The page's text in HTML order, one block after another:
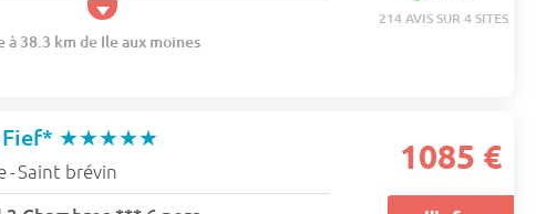
à 38.3 km de Ile aux moines
214 AVIS SUR 4 SITES
★★★★★
-Saint brévin 1085 €